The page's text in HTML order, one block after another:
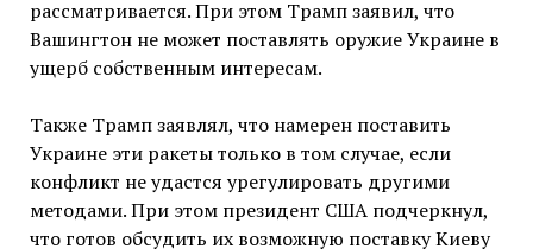
рассматривается. При этом Трамп заявил, что
Вашингтон не может поставлять оружие Украине в
ущерб собственным интересам.
Также Трамп заявлял, что намерен поставить
Украине эти ракеты только в том случае, если
конфликт не удастся урегулировать другими
методами. При этом президент США подчеркнул,
что готов обсудить их возможную поставку Киеву